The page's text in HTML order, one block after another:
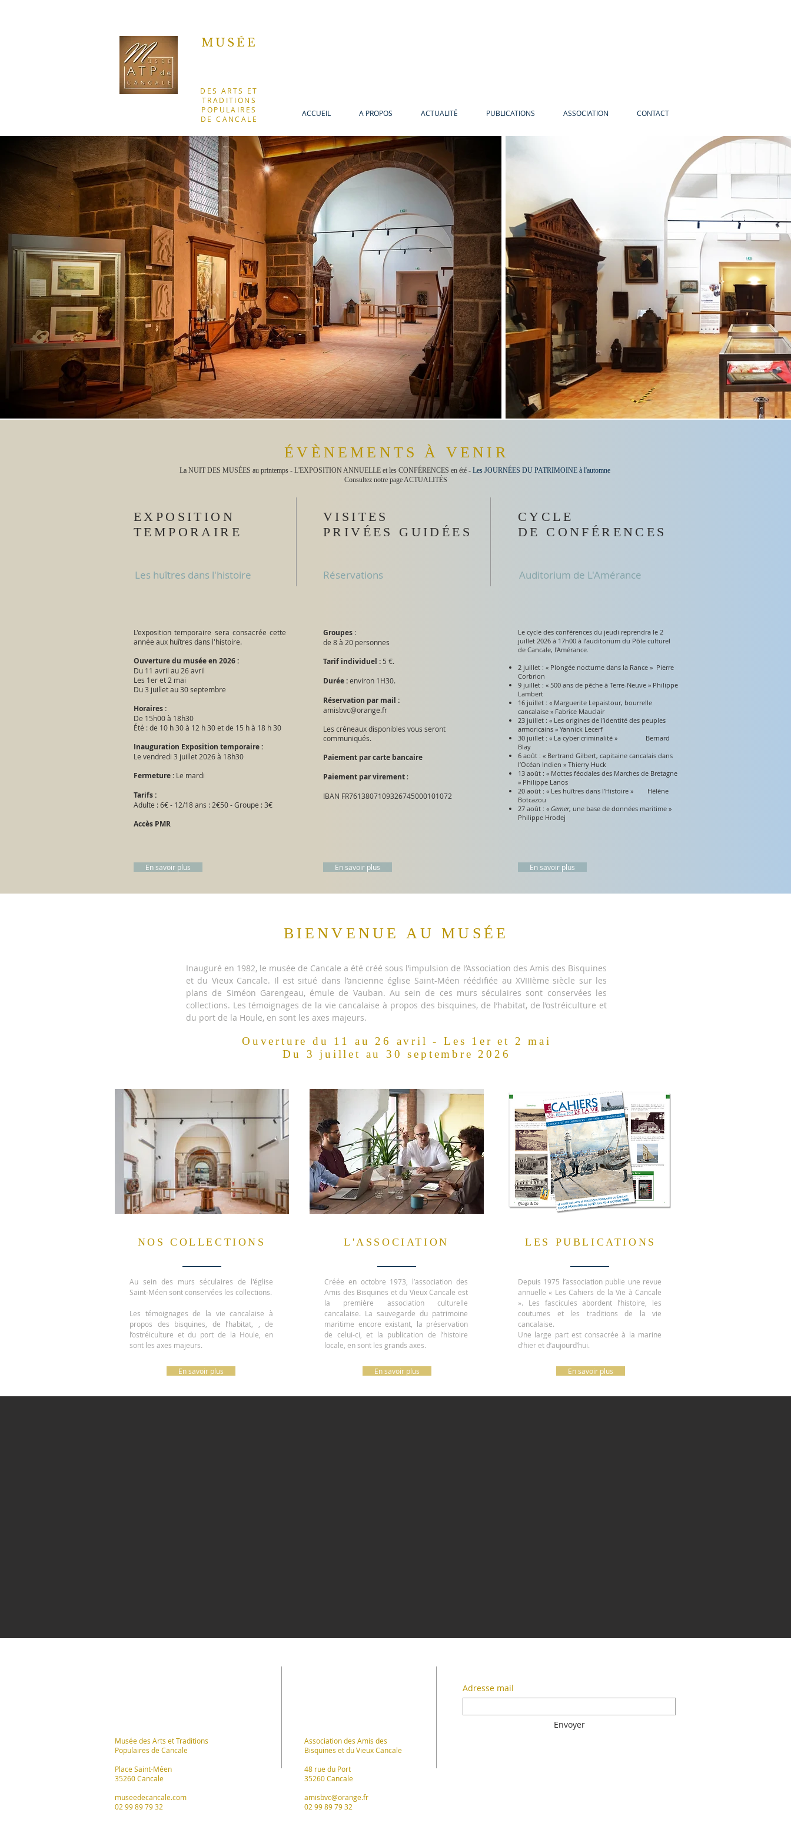
MUSÉE
DES ARTS ET
TRADITIONS
POPULAIRES
DE CANCALE
ACCUEIL A PROPOS ACTUALITÉ PUBLICATIONS ASSOCIATION CONTACT
ÉVÈNEMENTS À VENIR
La NUIT DES MUSÉES au printemps - L'EXPOSITION ANNUELLE et les CONFÉRENCES en été - Les JOURNÉES DU PATRIMOINE à l'automne
Consultez notre page ACTUALITÉS
EXPOSITION
TEMPORAIRE
Les huîtres dans l'histoire
VISITES
PRIVÉES GUIDÉES
Réservations
CYCLE
DE CONFÉRENCES
Auditorium de L'Amérance
L'exposition temporaire sera consacrée cette
année aux huîtres dans l'histoire.
Ouverture du musée en 2026 :
Du 11 avril au 26 avril
​Les 1er et 2 mai
Du 3 juillet au 30 septembre
Horaires :
De 15h00 à 18h30
Été : de 10 h 30 à 12 h 30 et de 15 h à 18 h 30
Inauguration Exposition temporaire :
Le vendredi 3 juillet 2026 à 18h30
Fermeture : Le mardi
Tarifs :
Adulte : 6€ - 12/18 ans : 2€50 - Groupe : 3€
Accès PMR
En savoir plus
Groupes :
de 8 à 20 personnes
Tarif individuel : 5 €.
Durée :environ 1H30.
Réservation par mail :
amisbvc@orange.fr
Les créneaux disponibles vous seront
communiqués.
Paiement par carte bancaire
Paiement par virement :
IBAN FR7613807109326745000101072
En savoir plus
Le cycle des conférences du jeudi reprendra le 2
juillet 2026 à 17h00 à l’auditorium du Pôle culturel
de Cancale, l'Amérance.
2 juillet : « Plongée nocturne dans la Rance » Pierre
Corbrion
9 juillet : « 500 ans de pêche à Terre-Neuve » Philippe
Lambert
16 juillet : « Marguerite Lepaistour, bourrelle
cancalaise » Fabrice Mauclair
23 juillet : « Les origines de l’identité des peuples
armoricains » Yannick Lecerf
30 juillet : « La cyber criminalité » Bernard
Blay
6 août : « Bertrand Gilbert, capitaine cancalais dans
l’Océan Indien » Thierry Huck
13 août : « Mottes féodales des Marches de Bretagne
» Philippe Lanos
20 août : « Les huîtres dans l’Histoire »
Hélène
Botcazou
27 août : « Gemer, une base de données maritime »
Philippe Hrodej
En savoir plus
BIENVENUE AU MUSÉE
Inauguré en 1982, le musée de Cancale a été créé sous l’impulsion de l’Association des Amis des Bisquines
et du Vieux Cancale. Il est situé dans l’ancienne église Saint-Méen réédifiée au XVIIIème siècle sur les
plans de Siméon Garengeau, émule de Vauban. Au sein de ces murs séculaires sont conservées les
collections. Les témoignages de la vie cancalaise à propos des bisquines, de l’habitat, de l’ostréiculture et
du port de la Houle, en sont les axes majeurs.
Ouverture du 11 au 26 avril - Les 1er et 2 mai
Du 3 juillet au 30 septembre 2026
NOS COLLECTIONS
Au sein des murs séculaires de l'église
Saint-Méen sont conservées les collections.
Les témoignages de la vie cancalaise à
propos des bisquines, de l’habitat, , de
l’ostréiculture et du port de la Houle, en
sont les axes majeurs.
En savoir plus
L'ASSOCIATION
Créée en octobre 1973, l’association des
Amis des Bisquines et du Vieux Cancale est
la première association culturelle
cancalaise. La sauvegarde du patrimoine
maritime encore existant, la préservation
de celui-ci, et la publication de l’histoire
locale, en sont les grands axes.
En savoir plus
@Logo & Co
LES PUBLICATIONS
Depuis 1975 l’association publie une revue
annuelle « Les Cahiers de la Vie à Cancale
». Les fascicules abordent l’histoire, les
coutumes et les traditions de la vie
cancalaise.
Une large part est consacrée à la marine
d’hier et d’aujourd’hui.
En savoir plus
Musée des Arts et Traditions
Populaires de Cancale
Place Saint-Méen
35260 Cancale
museedecancale.com
02 99 89 79 32
Association des Amis des
Bisquines et du Vieux Cancale
48 rue du Port
35260 Cancale
amisbvc@orange.fr
02 99 89 79 32
Adresse mail
Envoyer